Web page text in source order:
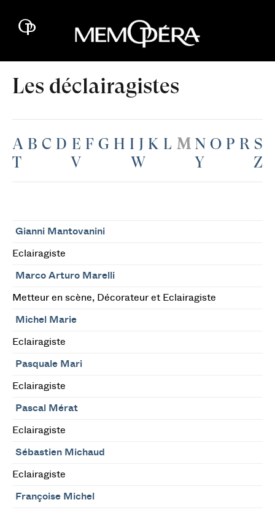
Les déclairagistes
A B C D E F G H I J K L M N O P R S
T
V W Y Z
Gianni Mantovanini
Eclairagiste
Marco Arturo Marelli
Metteur en scène, Décorateur et Eclairagiste
Michel Marie
Eclairagiste
Pasquale Mari
Eclairagiste
Pascal Mérat
Eclairagiste
Sébastien Michaud
Eclairagiste
Françoise Michel